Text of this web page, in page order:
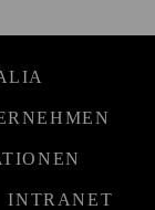
INTRANET